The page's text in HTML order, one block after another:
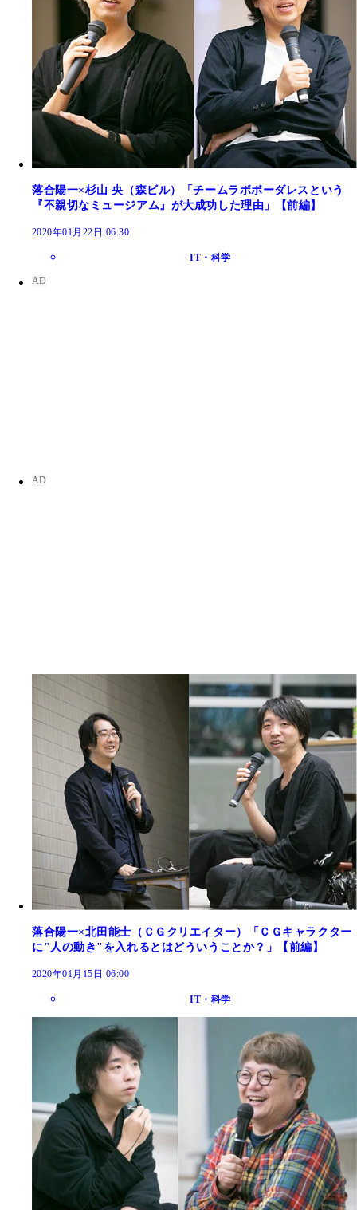
落合陽一×杉山 央（森ビル）「チームラボボーダレスという
『不親切なミュージアム』が大成功した理由」【前編】
2020年01月22日 06:30
IT・科学
落合陽一×北田能士（ＣＧクリエイター）「ＣＧキャラクター
に"人の動き"を入れるとはどういうことか？」【前編】
2020年01月15日 06:00
IT・科学